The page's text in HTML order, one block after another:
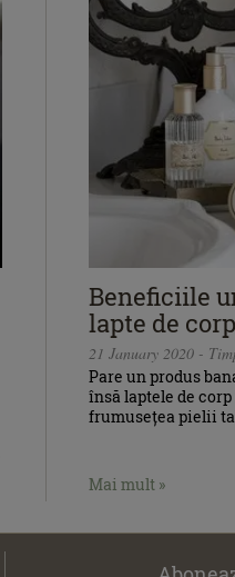
Beneficiile
lapte de corp
21 January 2020 -
Pare un produs
însă laptele de
frumusețea pielii
Mai mult »